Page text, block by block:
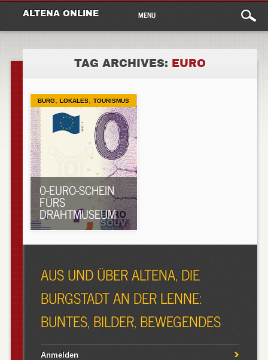
ALTENA ONLINE
Main
menu
content
MENU
TAG ARCHIVES: EURO
BURG, LOKALES, TOURISMUS
0-EURO-SCHEIN
FÜRS
DRAHTMUSEUM
AUS UND ÜBER ALTENA, DIE
BURGSTADT AN DER LENNE:
BUNTES, BILDER, BEWEGENDES
Anmelden